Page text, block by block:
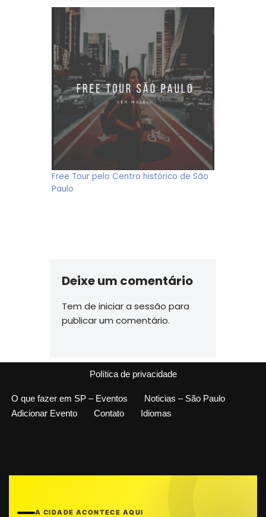
Free Tour pelo Centro histórico de São
Paulo
Deixe um comentário
Tem de iniciar a sessão para
publicar um comentário.
Política de privacidade
O que fazer em SP – Eventos
Noticias – São Paulo
Adicionar Evento
Contato Idiomas
A CIDADE ACONTECE AQUI